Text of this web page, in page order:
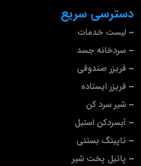
دسترسی سریع
لیست خدمات
سردخانه جسد
فریزر صندوقی
فریزر ایستاده
شیر سرد کن
آبسردکن استیل
تاپینگ بستنی
پاتیل پخت شیر